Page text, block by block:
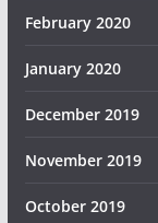
February 2020
January 2020
December 2019
November 2019
October 2019